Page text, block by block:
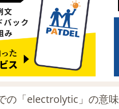
の「electrolytic」の意味